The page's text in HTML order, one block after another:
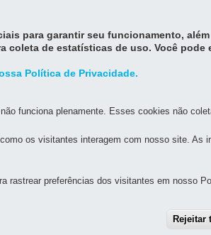
para garantir seu funcionamento,
coleta de estatísticas de uso. Você
Política de Privacidade.
funciona plenamente. Esses cookies não
os visitantes interagem com nosso site. As
rastrear preferências dos visitantes em nosso
Rejeitar